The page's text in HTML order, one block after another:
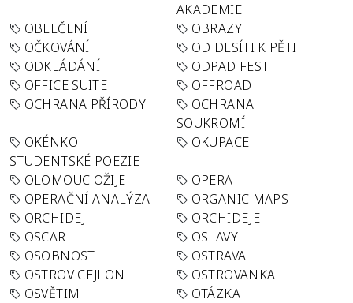
AKADEMIE
OBLEČENÍ
OBRAZY
OČKOVÁNÍ
OD DESÍTI K PĚTI
ODKLÁDÁNÍ
ODPAD FEST
OFFICE SUITE
OFFROAD
OCHRANA PŘÍRODY
OCHRANA
SOUKROMÍ
OKÉNKO
STUDENTSKÉ POEZIE
OKUPACE
OLOMOUC OŽIJE
OPERA
OPERAČNÍ ANALÝZA
ORGANIC MAPS
ORCHIDEJ
ORCHIDEJE
OSCAR
OSLAVY
OSOBNOST
OSTRAVA
OSTROV CEJLON
OSTROVANKA
OSVĚTIM
OTÁZKA